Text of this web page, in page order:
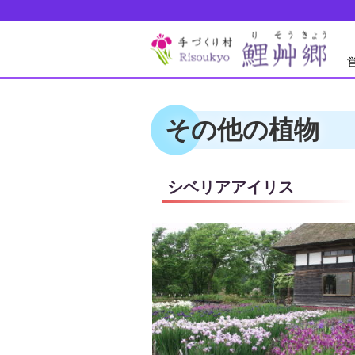
その他の植物
シベリアアイリス